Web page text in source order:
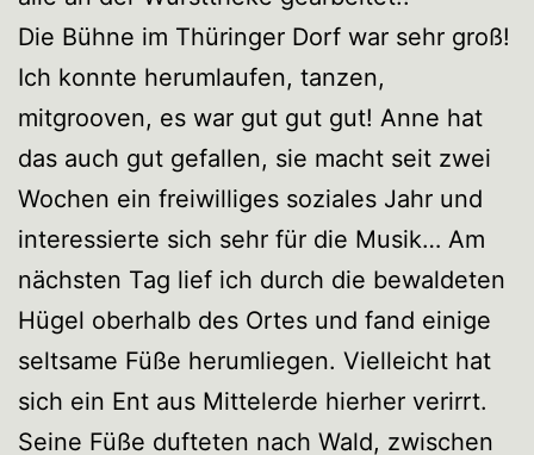
Die Bühne im Thüringer Dorf war sehr groß!
Ich konnte herumlaufen, tanzen,
mitgrooven, es war gut gut gut! Anne hat
das auch gut gefallen, sie macht seit zwei
Wochen ein freiwilliges soziales Jahr und
interessierte sich sehr für die Musik… Am
nächsten Tag lief ich durch die bewaldeten
Hügel oberhalb des Ortes und fand einige
seltsame Füße herumliegen. Vielleicht hat
sich ein Ent aus Mittelerde hierher verirrt.
Seine Füße dufteten nach Wald, zwischen